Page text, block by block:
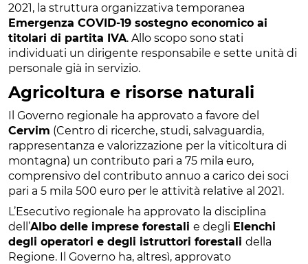
2021, la struttura organizzativa temporanea
Emergenza COVID-19 sostegno economico ai
titolari di partita IVA. Allo scopo sono stati
individuati un dirigente responsabile e sette unità di
personale già in servizio.
Agricoltura e risorse naturali
Il Governo regionale ha approvato a favore del
Cervim (Centro di ricerche, studi, salvaguardia,
rappresentanza e valorizzazione per la viticoltura di
montagna) un contributo pari a 75 mila euro,
comprensivo del contributo annuo a carico dei soci
pari a 5 mila 500 euro per le attività relative al 2021.
L’Esecutivo regionale ha approvato la disciplina
dell’Albo delle imprese forestali e degli Elenchi
degli operatori e degli istruttori forestali della
Regione. Il Governo ha, altresì, approvato